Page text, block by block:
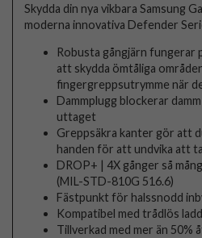
Skydda din nya vikbara Samsung
moderna innovativa Defender
Robusta gångjärn
att skydda ömtåliga
fingergreppsutrymme när
Dammplugg blockerar
uttaget
Greppsäkra kanter gör att
handen för att undvika att
DROP+ | 4X gånger så
(MIL-STD-810G 516.6)
Fästpunkt för halssnodd
Kompatibel med trådlös
Tillverkad med mer än 50%